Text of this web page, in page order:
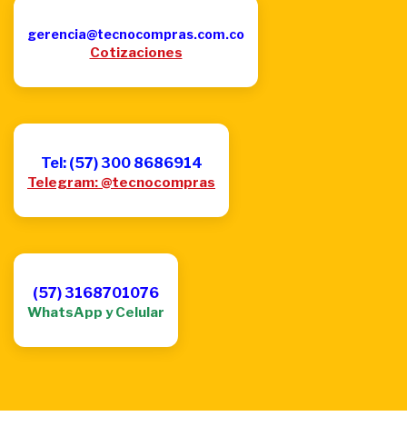
gerencia@tecnocompras.com.co
Cotizaciones
Tel: (57) 300 8686914
Telegram: @tecnocompras
(57) 3168701076
WhatsApp y Celular